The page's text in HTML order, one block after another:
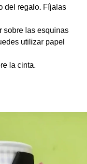
del regalo. Fíjalas
sobre las esquinas
utilizar papel
la cinta.